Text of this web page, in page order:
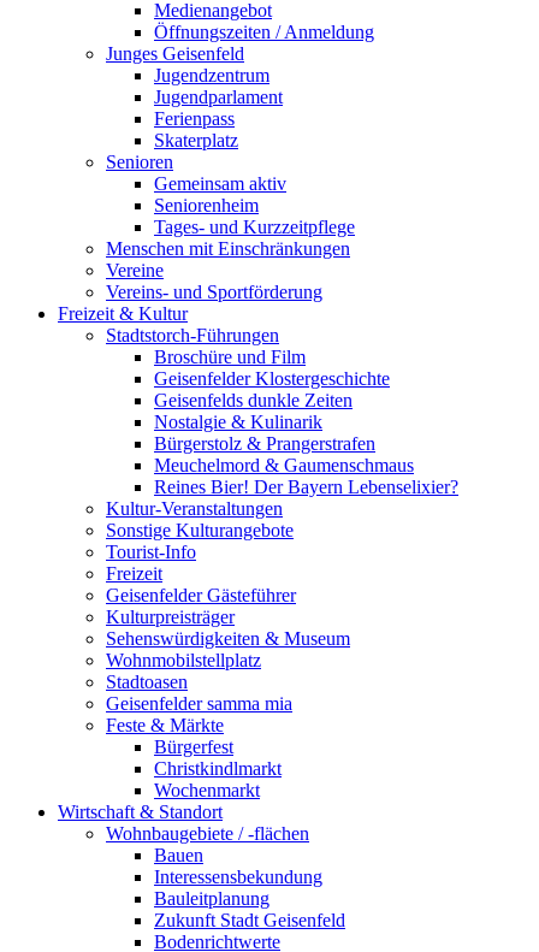
Medienangebot
Öffnungszeiten / Anmeldung
Junges Geisenfeld
Jugendzentrum
Jugendparlament
Ferienpass
Skaterplatz
Senioren
Gemeinsam aktiv
Seniorenheim
Tages- und Kurzzeitpflege
Menschen mit Einschränkungen
Vereine
Vereins- und Sportförderung
Freizeit & Kultur
Stadtstorch-Führungen
Broschüre und Film
Geisenfelder Klostergeschichte
Geisenfelds dunkle Zeiten
Nostalgie & Kulinarik
Bürgerstolz & Prangerstrafen
Meuchelmord & Gaumenschmaus
Reines Bier! Der Bayern Lebenselixier?
Kultur-Veranstaltungen
Sonstige Kulturangebote
Tourist-Info
Freizeit
Geisenfelder Gästeführer
Kulturpreisträger
Sehenswürdigkeiten & Museum
Wohnmobilstellplatz
Stadtoasen
Geisenfelder samma mia
Feste & Märkte
Bürgerfest
Christkindlmarkt
Wochenmarkt
Wirtschaft & Standort
Wohnbaugebiete / -flächen
Bauen
Interessensbekundung
Bauleitplanung
Zukunft Stadt Geisenfeld
Bodenrichtwerte